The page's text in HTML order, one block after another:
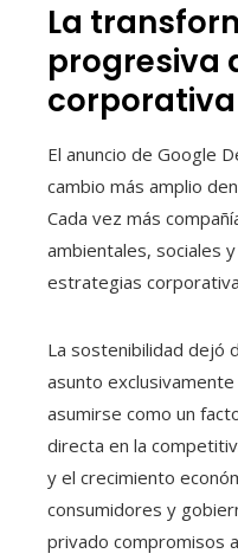
La
progresiva
corporativa
El anuncio de Google
cambio más amplio
Cada vez más
ambientales, sociales
estrategias
La sostenibilidad dejó
asunto
asumirse como un
directa en la
y el crecimiento
consumidores y
privado compromisos